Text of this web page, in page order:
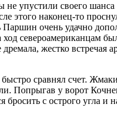
не упустили своего
этого наконец-то
Паршин очень удачно
ход североамериканцам
жестко встречая
сравнял счет.
Попрыгав у ворот
бросить с острого угла и